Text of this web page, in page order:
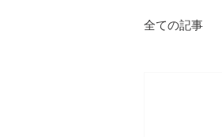
全ての記事